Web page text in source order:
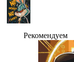
Рекомендуем